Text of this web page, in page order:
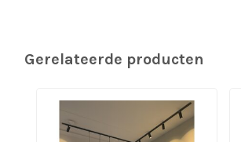
Gerelateerde producten